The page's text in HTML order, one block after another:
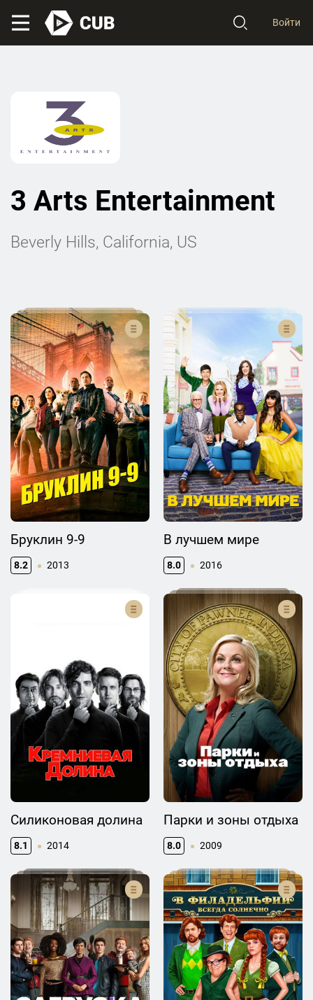
Войти
3 Arts Entertainment
Beverly Hills, California, US
Бруклин 9-9
8.2 2013
В лучшем мире
8.0 2016
Силиконовая долина
8.1 2014
Парки и зоны отдыха
8.0 2009